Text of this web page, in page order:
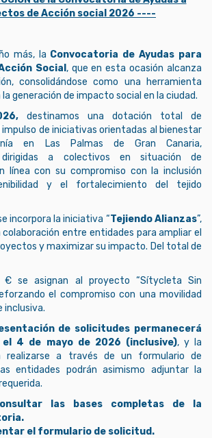
de Acción social 2026 ----
más, la Convocatoria de Ayudas para
Social , que en esta ocasión alcanza
consolidándose como una herramienta
generación de impacto social en la ciudad.
destinamos una dotación total de
impulso de iniciativas orientadas al bienestar
en Las Palmas de Gran Canaria,
dirigidas a colectivos en situación de
línea con su compromiso con la inclusión
y el fortalecimiento del tejido
incorpora la iniciativa “Tejiendo Alianzas”,
entre entidades para ampliar el
y maximizar su impacto. Del total de
€ se asignan al proyecto “Sítycleta Sin
el compromiso con una movilidad
inclusiva.
de solicitudes permanecerá
4 de mayo de 2026 (inclusive), y la
realizarse a través de un formulario de
entidades podrán asimismo adjuntar la
las bases completas de la
el formulario de solicitud.